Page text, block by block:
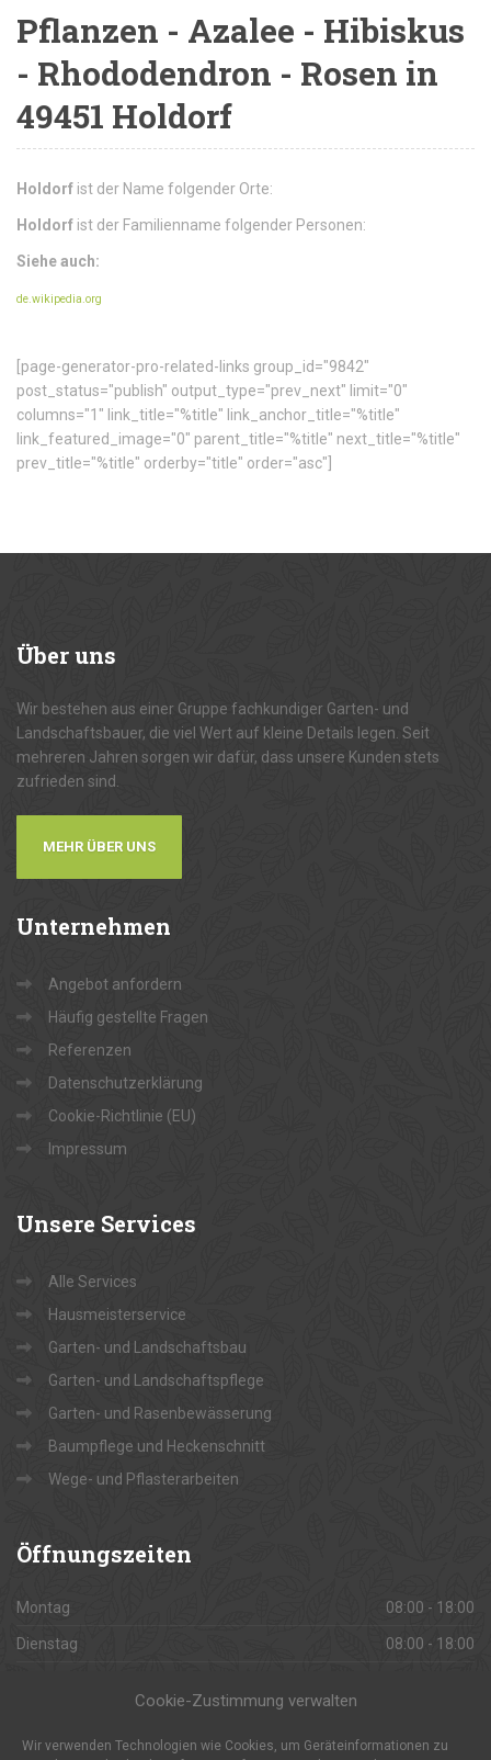
Cookie-Zustimmung verwalten
Wir verwenden Technologien wie Cookies, um Geräteinformationen zu
Pflanzen - Azalee - Hibiskus
- Rhododendron - Rosen in
49451 Holdorf
Holdorf ist der Name folgender Orte:
Holdorf ist der Familienname folgender Personen:
Siehe auch:
de.wikipedia.org
[page-generator-pro-related-links group_id="9842"
post_status="publish" output_type="prev_next" limit="0"
columns="1" link_title="%title" link_anchor_title="%title"
link_featured_image="0" parent_title="%title" next_title="%title"
prev_title="%title" orderby="title" order="asc"]
Überuns
Wir bestehen aus einer Gruppe fachkundiger Garten- und
Landschaftsbauer, die viel Wert auf kleine Details legen. Seit
mehreren Jahren sorgen wir dafür, dass unsere Kunden stets
zufrieden sind.
MEHR ÜBER UNS
Unternehmen
Angebot anfordern
Häufig gestellte Fragen
Referenzen
Datenschutzerklärung
Cookie-Richtlinie (EU)
Impressum
Unsere Services
Alle Services
Hausmeisterservice
Garten- und Landschaftsbau
Garten- und Landschaftspflege
Garten- und Rasenbewässerung
Baumpflege und Heckenschnitt
Wege- und Pflasterarbeiten
Öffnungszeiten
Montag 08:00 - 18:00
Dienstag 08:00 - 18:00
Freitag 08:00 - 18:00